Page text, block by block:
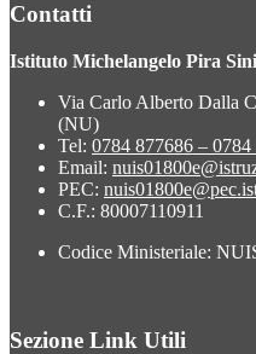
Contatti
Istituto Michelangelo Pira
Via Carlo Alberto Dalla
(NU)
Tel: 0784 877686 – 0784
Email:
PEC:
C.F.: 80007110911
Codice Ministeriale:
Sezione Link Utili